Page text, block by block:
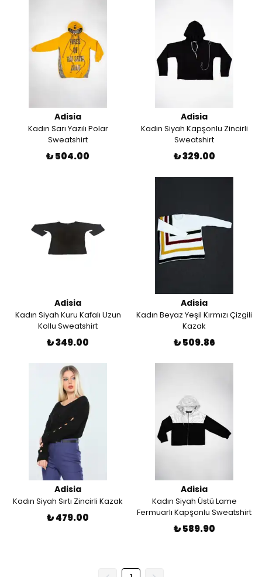
Adisia
Kadın Sarı Yazılı Polar
Sweatshirt
₺ 504.00
Adisia
Kadın Siyah Kapşonlu Zincirli
Sweatshirt
₺ 329.00
Adisia
Kadın Siyah Kuru Kafalı Uzun
Kollu Sweatshirt
₺ 349.00
Adisia
Kadın Beyaz Yeşil Kırmızı Çizgili
Kazak
₺ 509.86
Adisia
Kadın Siyah Sırtı Zincirli Kazak
₺ 479.00
Adisia
Kadın Siyah Üstü Lame
Fermuarlı Kapşonlu Sweatshirt
₺ 589.90